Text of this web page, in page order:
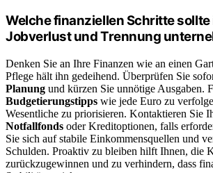
Welche finanziellen Schritte
Jobverlust und Trennung
Denken Sie an Ihre Finanzen wie an einen
Pflege hält ihn gedeihend. Überprüfen Sie
Planung und kürzen Sie unnötige Ausgaben.
Budgetierungstipps wie jede Euro zu
Wesentliche zu priorisieren. Kontaktieren Sie
Notfallfonds oder Kreditoptionen, falls
Sie sich auf stabile Einkommensquellen und
Schulden. Proaktiv zu bleiben hilft Ihnen, die
zurückzugewinnen und zu verhindern, dass